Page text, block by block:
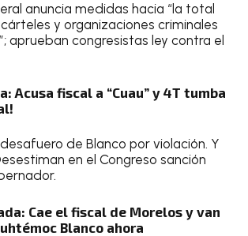
anuncia medidas hacia “la total
y organizaciones criminales
aprueban congresistas ley contra el
Acusa fiscal a “Cuau” y 4T tumba
de Blanco por violación. Y
en el Congreso sanción
Cae el fiscal de Morelos y van
Blanco ahora